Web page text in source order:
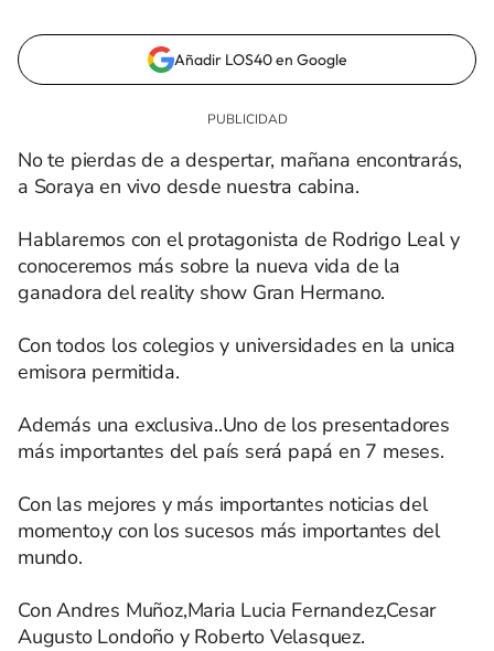
Añadir LOS40 en Google
No te pierdas de a despertar, mañana encontrarás,
a Soraya en vivo desde nuestra cabina.
Hablaremos con el protagonista de Rodrigo Leal y
conoceremos más sobre la nueva vida de la
ganadora del reality show Gran Hermano.
Con todos los colegios y universidades en la unica
emisora permitida.
Además una exclusiva..Uno de los presentadores
más importantes del país será papá en 7 meses.
Con las mejores y más importantes noticias del
momento,y con los sucesos más importantes del
mundo.
Con Andres Muñoz,Maria Lucia Fernandez,Cesar
Augusto Londoño y Roberto Velasquez.